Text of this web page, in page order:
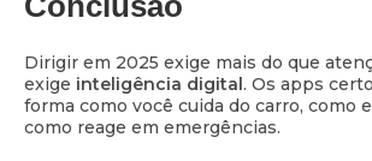
Dirigir em 2025 exige mais do que
exige inteligência digital. Os apps
forma como você cuida do carro, como
como reage em emergências.